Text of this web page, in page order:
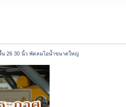
26 30 นิ้ว พัดลมไอน้ำขนาดใหญ่